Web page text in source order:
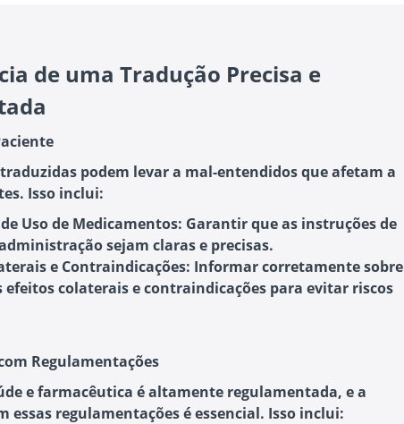
de uma Tradução Precisa e
podem levar a mal-entendidos que afetam a
Isso inclui:
Uso de Medicamentos: Garantir que as instruções de
sejam claras e precisas.
e Contraindicações: Informar corretamente sobre
efeitos colaterais e contraindicações para evitar riscos
Regulamentações
e farmacêutica é altamente regulamentada, e a
essas regulamentações é essencial. Isso inclui: